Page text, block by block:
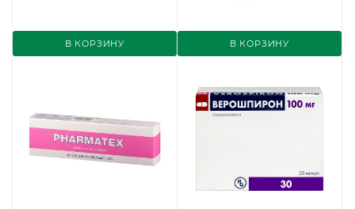
В КОРЗИНУ В КОРЗИНУ